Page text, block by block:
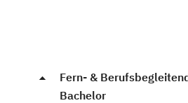
Fern- &
Bachelor